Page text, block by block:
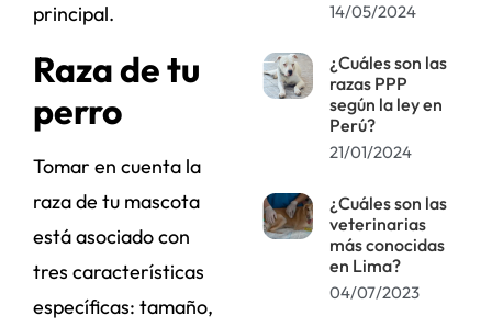
principal.
Raza de tu
perro
Tomar en cuenta la
raza de tu mascota
está asociado con
tres características
específicas: tamaño,
14/05/2024
¿Cuáles son las
razas PPP
según la ley en
Perú?
21/01/2024
¿Cuáles son las
veterinarias
más conocidas
en Lima?
04/07/2023